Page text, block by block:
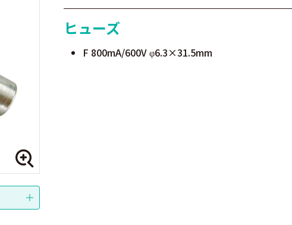
ヒューズ
F 800mA/600V φ6.3×31.5mm